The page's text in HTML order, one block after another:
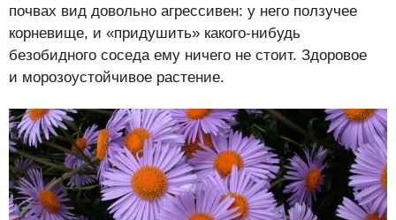
почвах вид довольно агрессивен: у него ползучее
корневище, и «придушить» какого-нибудь
безобидного соседа ему ничего не стоит. Здоровое
и морозоустойчивое растение.